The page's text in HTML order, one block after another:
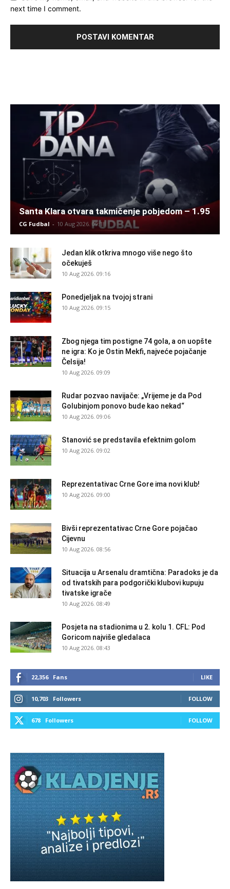
next time I comment.
Santa Klara otvara takmičenje pobjedom – 1.95
CG Fudbal - 10 Aug 2026. 09:18
Jedan klik otkriva mnogo više nego što
očekuješ
10 Aug 2026. 09:16
Ponedjeljak na tvojoj strani
10 Aug 2026. 09:15
Zbog njega tim postigne 74 gola, a on uopšte
ne igra: Ko je Ostin Mekfi, najveće pojačanje
Čelsija!
10 Aug 2026. 09:09
Rudar pozvao navijače: „Vrijeme je da Pod
Golubinjom ponovo bude kao nekad“
10 Aug 2026. 09:06
Stanović se predstavila efektnim golom
10 Aug 2026. 09:02
Reprezentativac Crne Gore ima novi klub!
10 Aug 2026. 09:00
Bivši reprezentativac Crne Gore pojačao
Cijevnu
10 Aug 2026. 08:56
Situacija u Arsenalu dramtična: Paradoks je da
od tivatskih para podgorički klubovi kupuju
tivatske igrače
10 Aug 2026. 08:49
Posjeta na stadionima u 2. kolu 1. CFL: Pod
Goricom najviše gledalaca
10 Aug 2026. 08:43
22,356 Fans LIKE
10,703 Followers FOLLOW
678 Followers FOLLOW